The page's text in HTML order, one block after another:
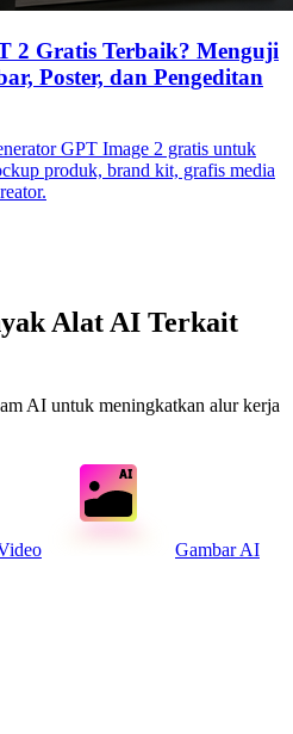
2 Gratis Terbaik? Menguji
Poster, dan Pengeditan
GPT Image 2 gratis untuk
produk, brand kit, grafis media
Alat AI Terkait
AI untuk meningkatkan alur kerja
Gambar AI